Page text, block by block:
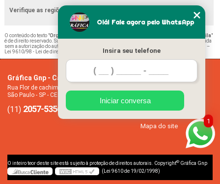
Verifique as regiões que atendemos
O conteúdo do texto "Orçamento de Impressão de Declaração de Escolaridade Vila Dila"
é de direito reservado. Sua reprodução, parcial ou total, mesmo citando nossos links, é proibida
sem a autorização do autor. Crime de violação de direito autoral – artigo 184 do Código Penal –
Lei 9610/98 - Lei de direitos autorais
Gráfica Gnp - Cartão de visita
Rua Flor de cachimbo, 274 - Jardim Santana
São Paulo - SP - CEP: 08050-040
(11) 2057-5356 (11)94612-2445
Empresa
Missão
Mapa do site
O inteiro teor deste site está sujeito à proteção de direitos autorais. Copyright© Gráfica Gnp
(Lei 9610 de 19/02/1998)
1
Olá! Fale agora pelo WhatsApp
Insira seu telefone
Iniciar conversa